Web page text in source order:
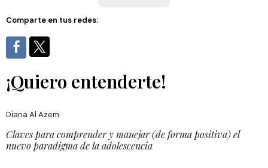
Comparte en tus redes:
¡Quiero entenderte!
Diana Al Azem
Claves para comprender y manejar (de forma positiva) el
nuevo paradigma de la adolescencia